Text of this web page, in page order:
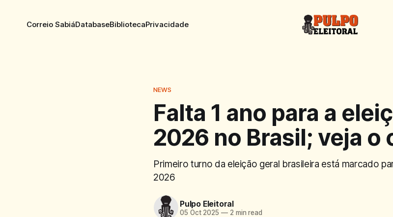
Correio SabiáDatabaseBibliotecaPrivacidade
NEWS
Falta 1 ano para a
2026 no Brasil; veja o
Primeiro turno da eleição geral brasileira está marcado
2026
Pulpo Eleitoral
05 Oct 2025 —2 min read